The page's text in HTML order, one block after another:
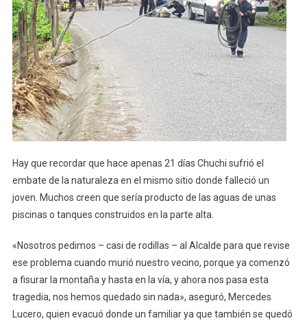
Hay que recordar que hace apenas 21 días Chuchi sufrió el
embate de la naturaleza en el mismo sitio donde falleció un
joven. Muchos creen que sería producto de las aguas de unas
piscinas o tanques construidos en la parte alta.
«Nosotros pedimos – casi de rodillas – al Alcalde para que revise
ese problema cuando murió nuestro vecino, porque ya comenzó
a fisurar la montaña y hasta en la vía, y ahora nos pasa esta
tragedia, nos hemos quedado sin nada», aseguró, Mercedes
Lucero, quien evacuó donde un familiar ya que también se quedó